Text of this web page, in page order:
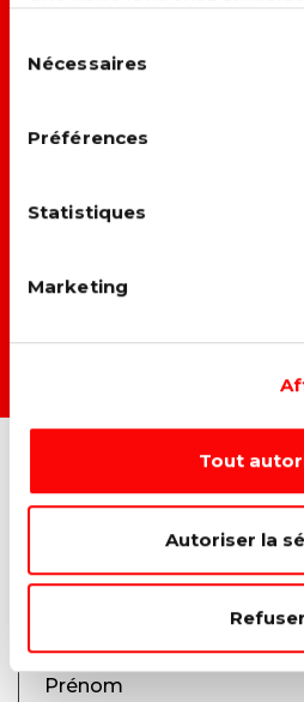
services. Vous pouvez à
duNécessaires
Préférences
Statistiques
Marketing
Tout
Autoriser la
Refuser
INSCRIVEZ-VOUS
NEWSLETTER
Prénom